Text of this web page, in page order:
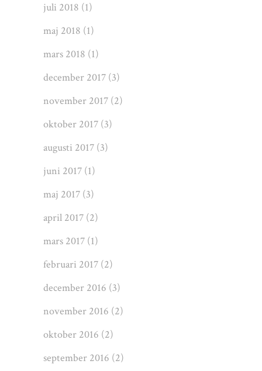
juli 2018 (1)
maj 2018 (1)
mars 2018 (1)
december 2017 (3)
november 2017 (2)
oktober 2017 (3)
augusti 2017 (3)
juni 2017 (1)
maj 2017 (3)
april 2017 (2)
mars 2017 (1)
februari 2017 (2)
december 2016 (3)
november 2016 (2)
oktober 2016 (2)
september 2016 (2)